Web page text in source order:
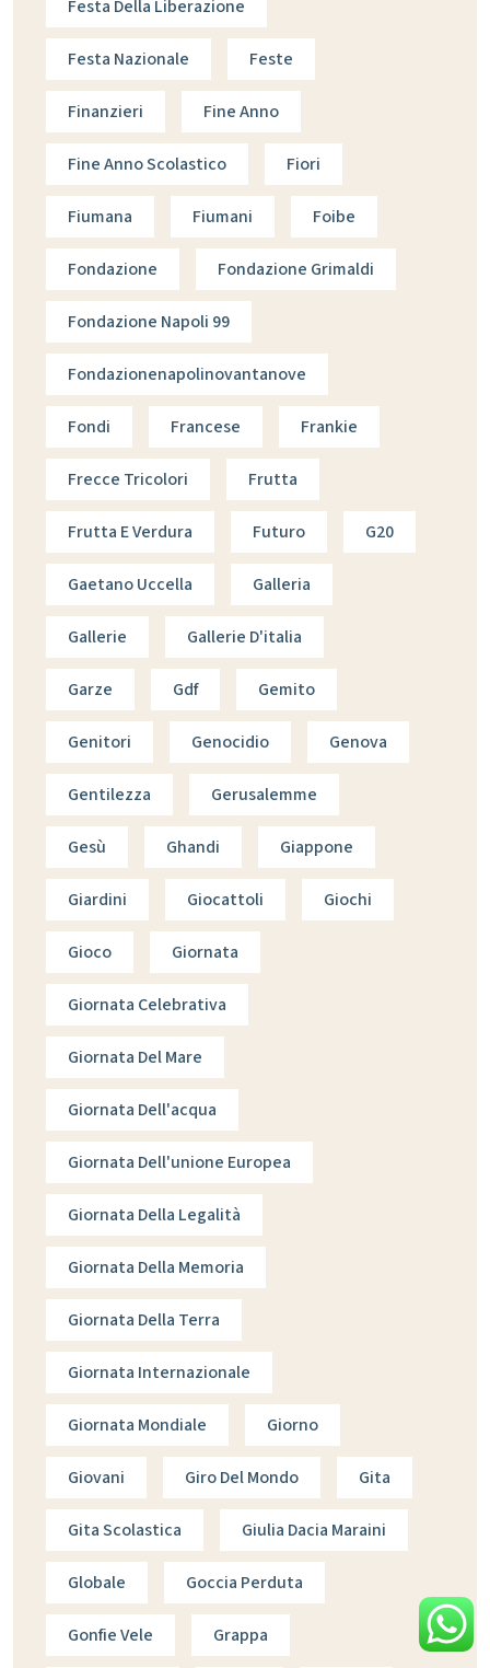
Festa Della Liberazione
Festa Nazionale Feste
Finanzieri Fine Anno
Fine Anno Scolastico Fiori
Fiumana Fiumani Foibe
Fondazione Fondazione Grimaldi
Fondazione Napoli 99
Fondazionenapolinovantanove
Fondi Francese Frankie
Frecce Tricolori Frutta
Frutta E Verdura Futuro G20
Gaetano Uccella Galleria
Gallerie Gallerie D'italia
Garze Gdf Gemito
Genitori Genocidio Genova
Gentilezza Gerusalemme
Gesù Ghandi Giappone
Giardini Giocattoli Giochi
Gioco Giornata
Giornata Celebrativa
Giornata Del Mare
Giornata Dell'acqua
Giornata Dell'unione Europea
Giornata Della Legalità
Giornata Della Memoria
Giornata Della Terra
Giornata Internazionale
Giornata Mondiale Giorno
Giovani Giro Del Mondo Gita
Gita Scolastica Giulia Dacia Maraini
Globale Goccia Perduta
Gonfie Vele Grappa